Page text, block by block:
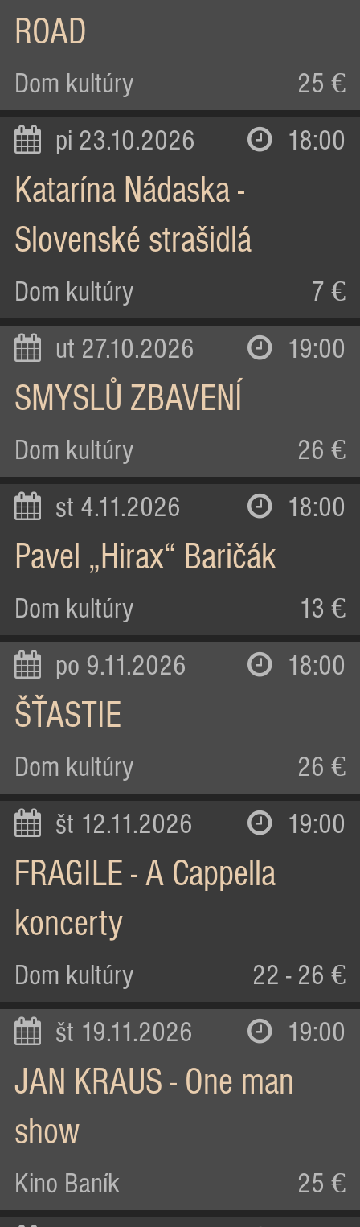
ROAD
Dom kultúry 25 €
pi 23.10.2026 18:00
Katarína Nádaska -
Slovenské strašidlá
Dom kultúry 7 €
ut 27.10.2026 19:00
SMYSLŮ ZBAVENÍ
Dom kultúry 26 €
st 4.11.2026 18:00
Pavel „Hirax“ Baričák
Dom kultúry 13 €
po 9.11.2026 18:00
ŠŤASTIE
Dom kultúry 26 €
št 12.11.2026 19:00
FRAGILE - A Cappella
koncerty
Dom kultúry 22 - 26 €
št 19.11.2026 19:00
JAN KRAUS - One man
show
Kino Baník 25 €